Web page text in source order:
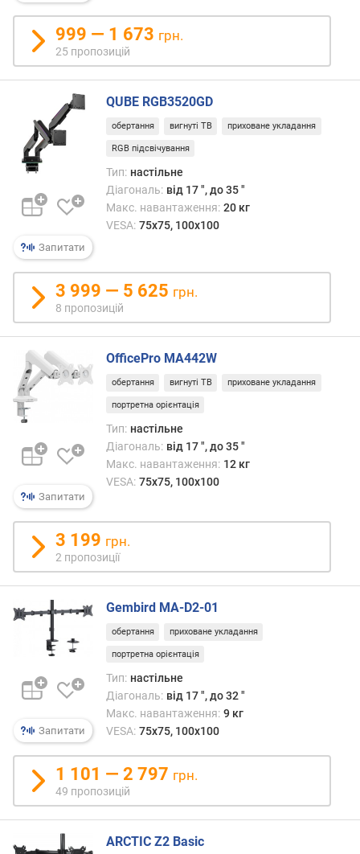
ц
я
м
и
(
)
в
и
у
і
ш
у
х
л
я
д
и
.
)
з
а
к
р
и
т
в
і
л
н
н
я
(
)
999 — 1 673 грн.
25 пропозицій
Запитати
QUBE RGB3520GD
обертання вигнуті ТВ приховане укладання
RGB підсвічування
Тип: настільне
Діагональ: від 17 ", до 35 "
Макс. навантаження: 20 кг
VESA: 75x75, 100x100
3 999 — 5 625 грн.
8 пропозицій
Запитати
OfficePro MA442W
обертання вигнуті ТВ приховане укладання
портретна орієнтація
Тип: настільне
Діагональ: від 17 ", до 35 "
Макс. навантаження: 12 кг
VESA: 75x75, 100x100
3 199 грн.
2 пропозиції
Запитати
Gembird MA-D2-01
обертання приховане укладання
портретна орієнтація
Тип: настільне
Діагональ: від 17 ", до 32 "
Макс. навантаження: 9 кг
VESA: 75x75, 100x100
1 101 — 2 797 грн.
49 пропозицій
ARCTIC Z2 Basic